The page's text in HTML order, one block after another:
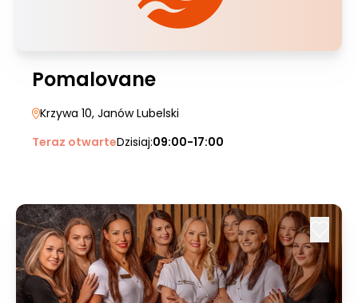
Pomalovane
Krzywa 10, Janów Lubelski
Teraz otwarteDzisiaj:09:00-17:00